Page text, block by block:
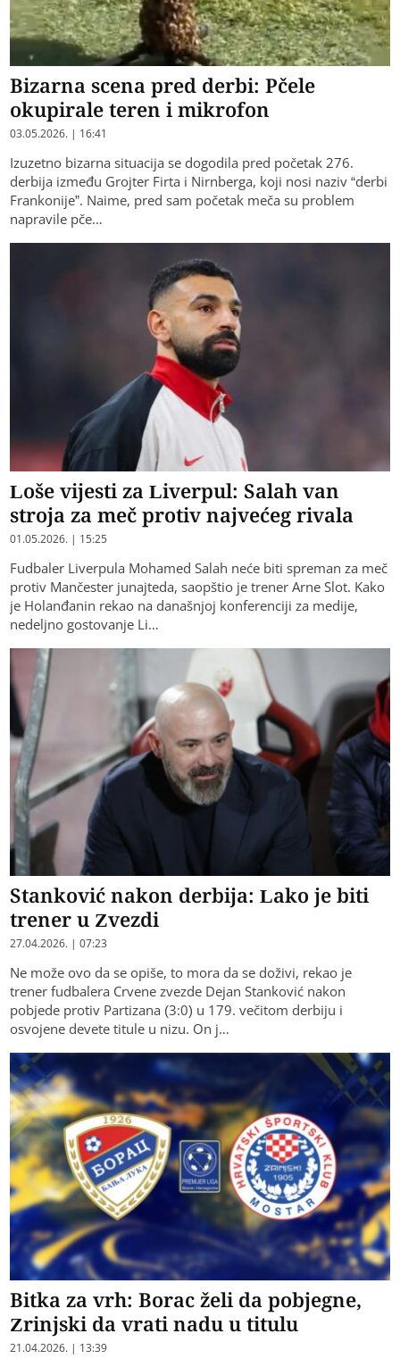
Bizarna scena pred derbi: Pčele
okupirale teren i mikrofon
03.05.2026. | 16:41
Izuzetno bizarna situacija se dogodila pred početak 276.
derbija između Grojter Firta i Nirnberga, koji nosi naziv “derbi
Frankonije”. Naime, pred sam početak meča su problem
napravile pče…
Loše vijesti za Liverpul: Salah van
stroja za meč protiv najvećeg rivala
01.05.2026. | 15:25
Fudbaler Liverpula Mohamed Salah neće biti spreman za meč
protiv Mančester junajteda, saopštio je trener Arne Slot. Kako
je Holanđanin rekao na današnjoj konferenciji za medije,
nedeljno gostovanje Li…
Stanković nakon derbija: Lako je biti
trener u Zvezdi
27.04.2026. | 07:23
Ne može ovo da se opiše, to mora da se doživi, rekao je
trener fudbalera Crvene zvezde Dejan Stanković nakon
pobjede protiv Partizana (3:0) u 179. večitom derbiju i
osvojene devete titule u nizu. On j…
Bitka za vrh: Borac želi da pobjegne,
Zrinjski da vrati nadu u titulu
21.04.2026. | 13:39